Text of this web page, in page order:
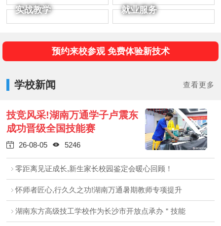
实战教学
就业服务
预约来校参观 免费体验新技术
学校新闻 查看更多
技竞风采!湖南万通学子卢震东
成功晋级全国技能赛
 26-08-05  5246
零距离见证成长,新生家长校园鉴定会暖心回顾！
怀师者匠心,行久久之功!湖南万通暑期教师专项提升
湖南东方高级技工学校作为长沙市开放点承办＂技能